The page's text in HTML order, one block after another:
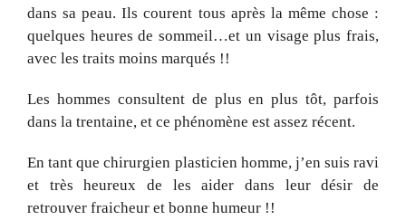
dans sa peau. Ils courent tous après la même chose :
quelques heures de sommeil…et un visage plus frais,
avec les traits moins marqués !!
Les hommes consultent de plus en plus tôt, parfois
dans la trentaine, et ce phénomène est assez récent.
En tant que chirurgien plasticien homme, j’en suis ravi
et très heureux de les aider dans leur désir de
retrouver fraicheur et bonne humeur !!